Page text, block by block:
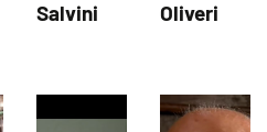
Salvini Oliveri